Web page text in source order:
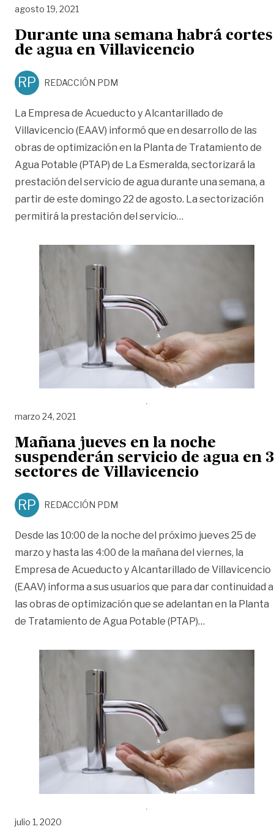
agosto 19, 2021
Durante una semana habrá cortes
de agua en Villavicencio
RP REDACCIÓN PDM
La Empresa de Acueducto y Alcantarillado de
Villavicencio (EAAV) informó que en desarrollo de las
obras de optimización en la Planta de Tratamiento de
Agua Potable (PTAP) de La Esmeralda, sectorizará la
prestación del servicio de agua durante una semana, a
partir de este domingo 22 de agosto. La sectorización
permitirá la prestación del servicio…
marzo 24, 2021
Mañana jueves en la noche
suspenderán servicio de agua en 3
sectores de Villavicencio
RP REDACCIÓN PDM
Desde las 10:00 de la noche del próximo jueves 25 de
marzo y hasta las 4:00 de la mañana del viernes, la
Empresa de Acueducto y Alcantarillado de Villavicencio
(EAAV) informa a sus usuarios que para dar continuidad a
las obras de optimización que se adelantan en la Planta
de Tratamiento de Agua Potable (PTAP)…
julio 1, 2020